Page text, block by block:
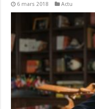
6 mars 2018 Actu